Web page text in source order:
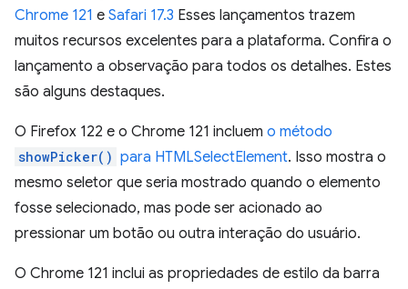
Chrome 121 e Safari 17.3 Esses lançamentos trazem
muitos recursos excelentes para a plataforma. Confira o
lançamento a observação para todos os detalhes. Estes
são alguns destaques.
O Firefox 122 e o Chrome 121 incluem o método
showPicker() para HTMLSelectElement. Isso mostra o
mesmo seletor que seria mostrado quando o elemento
fosse selecionado, mas pode ser acionado ao
pressionar um botão ou outra interação do usuário.
O Chrome 121 inclui as propriedades de estilo da barra